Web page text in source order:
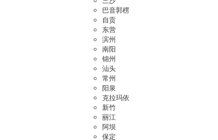
巴音郭楞
自贡
东营
滨州
南阳
锦州
汕头
常州
阳泉
克拉玛依
新竹
丽江
阿坝
保定